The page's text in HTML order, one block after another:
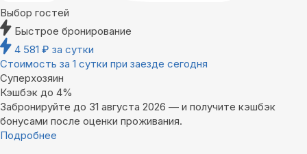
Выбор гостей
Быстрое бронирование
4 581 ₽ за сутки
Стоимость за 1 сутки при заезде сегодня
Суперхозяин
Кэшбэк до 4%
Забронируйте до 31 августа 2026 — и получите кэшбэк
бонусами после оценки проживания.
Подробнее